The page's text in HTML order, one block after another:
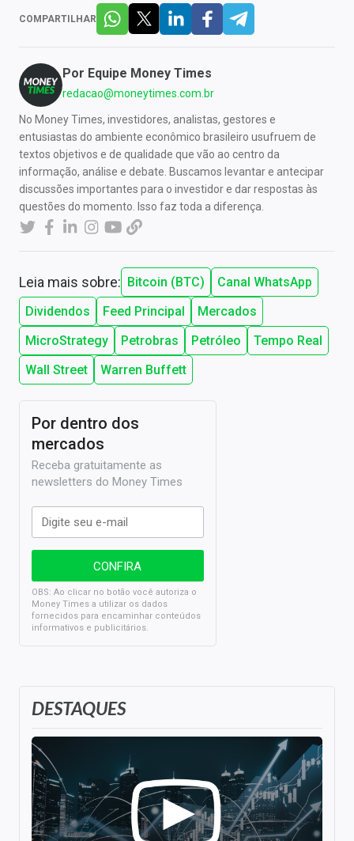
COMPARTILHAR
Por Equipe Money Times
redacao@moneytimes.com.br
No Money Times, investidores, analistas, gestores e
entusiastas do ambiente econômico brasileiro usufruem de
textos objetivos e de qualidade que vão ao centro da
informação, análise e debate. Buscamos levantar e antecipar
discussões importantes para o investidor e dar respostas às
questões do momento. Isso faz toda a diferença.
Leia mais sobre: Bitcoin (BTC)
Canal WhatsApp
Dividendos
Feed Principal
Mercados
MicroStrategy
Petrobras Petróleo
Tempo Real
Wall Street
Warren Buffett
DESTAQUES
Por dentro dos
mercados
Receba gratuitamente as
newsletters do Money Times
OBS: Ao clicar no botão você autoriza o
Money Times a utilizar os dados
fornecidos para encaminhar conteúdos
informativos e publicitários.